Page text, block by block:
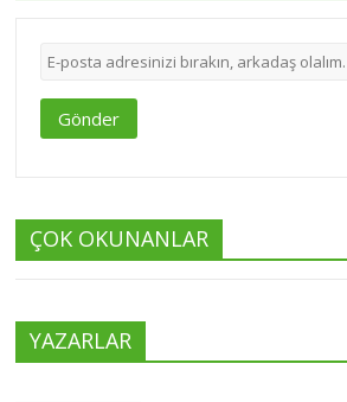
Gönder
ÇOK OKUNANLAR
YAZARLAR